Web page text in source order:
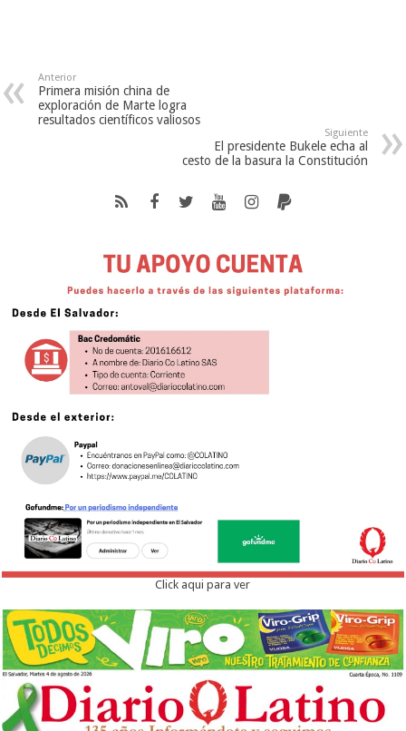
Anterior
Primera misión china de
exploración de Marte logra
resultados científicos valiosos
Siguiente
El presidente Bukele echa al
cesto de la basura la Constitución
Click aqui para ver